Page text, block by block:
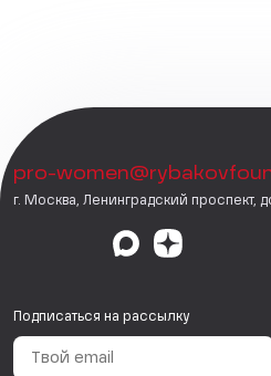
pro-
г. Москва, Ленинградский проспект,
Подписаться на рассылку